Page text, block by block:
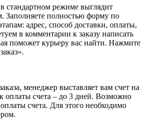
стандартном режиме выглядит
Заполняете полностью форму по
адрес, способ доставки, оплаты,
в комментарии к заказу написать
поможет курьеру вас найти. Нажмите
менеджер выставляет вам счет на
оплаты счета – до 3 дней. Возможно
счета. Для этого необходимо